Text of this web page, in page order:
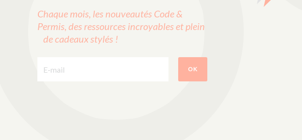
Chaque mois, les nouveautés Code &
Permis, des ressources incroyables et plein
de cadeaux stylés !
OK